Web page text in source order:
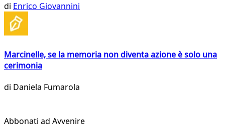
di Enrico Giovannini
Marcinelle, se la memoria non diventa azione è solo una
cerimonia
di Daniela Fumarola
Abbonati ad Avvenire